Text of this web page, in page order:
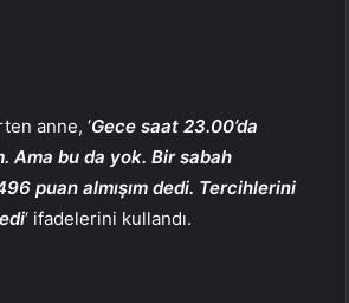
anne, ‘Gece saat 23.00’da
Ama bu da yok. Bir sabah
puan almışım dedi. Tercihlerini
‘ ifadelerini kullandı.